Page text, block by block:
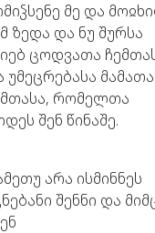
მე და
ზედა და ნუ შურსა
ცოდვათა
უმეცრებასა მამათა
რომელთა
შენ წინაშე.
არა ისმინნეს
შენნი და